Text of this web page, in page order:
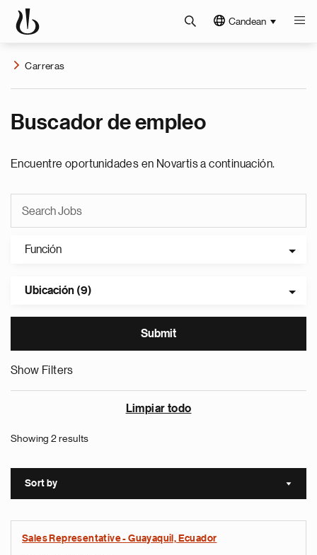
Candean
Carreras
Buscador de empleo
Encuentre oportunidades en Novartis a continuación.
Función
Ubicación (9)
Show Filters
Limpiar todo
Showing 2 results
Sort by Sort
Sales Representative - Guayaquil, Ecuador